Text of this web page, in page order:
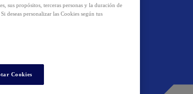
sus propósitos, terceras personas y la duración de
. Si deseas personalizar las Cookies según tus
Cookies